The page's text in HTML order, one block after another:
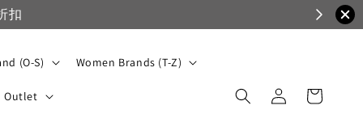
扣
(O-S) Women Brands (T-Z)
Outlet